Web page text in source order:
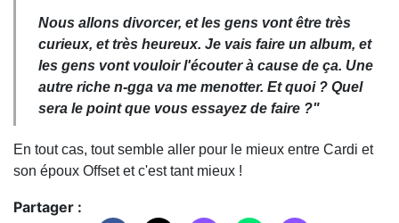
Nous allons divorcer, et les gens vont être très
curieux, et très heureux. Je vais faire un album, et
les gens vont vouloir l'écouter à cause de ça. Une
autre riche n-gga va me menotter. Et quoi ? Quel
sera le point que vous essayez de faire ?"
En tout cas, tout semble aller pour le mieux entre Cardi et
son époux Offset et c'est tant mieux !
Partager :